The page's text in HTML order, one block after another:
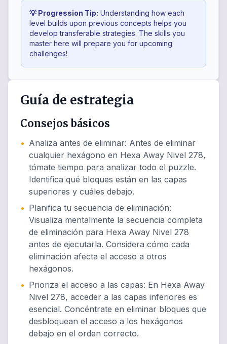
💡 Progression Tip: Understanding how each
level builds upon previous concepts helps you
develop transferable strategies. The skills you
master here will prepare you for upcoming
challenges!
Guía de estrategia
Consejos básicos
• Analiza antes de eliminar: Antes de eliminar
cualquier hexágono en Hexa Away Nivel 278,
tómate tiempo para analizar todo el puzzle.
Identifica qué bloques están en las capas
superiores y cuáles debajo.
• Planifica tu secuencia de eliminación:
Visualiza mentalmente la secuencia completa
de eliminación para Hexa Away Nivel 278
antes de ejecutarla. Considera cómo cada
eliminación afecta el acceso a otros
hexágonos.
• Prioriza el acceso a las capas: En Hexa Away
Nivel 278, acceder a las capas inferiores es
esencial. Concéntrate en eliminar bloques que
desbloquean el acceso a los hexágonos
debajo en el orden correcto.